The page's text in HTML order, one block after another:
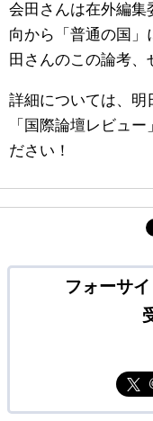
会田さんは在外編集
向から「普通の国」
田さんのこの論考、
詳細については、明
「国際論壇レビュ
ださい！
フォーサ